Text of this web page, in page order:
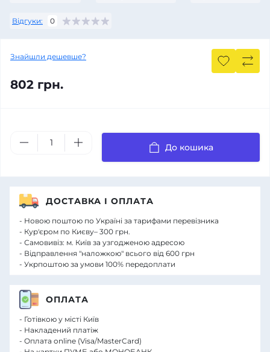
Відгуки: 0
Знайшли дешевше?
802 грн.
До кошика
ДОСТАВКА І ОПЛАТА
- Новою поштою по Україні за тарифами перевізника
- Кур'єром по Києву– 300 грн.
- Самовивіз: м. Київ за узгодженою адресою
- Відправлення "наложкою" всього від 600 грн
- Укрпоштою за умови 100% передоплати
ОПЛАТА
- Готівкою у місті Київ
- Накладений платіж
- Оплата online (Visa/MasterCard)